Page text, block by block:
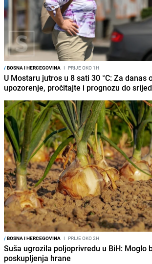
/BOSNA I HERCEGOVINA I PRIJE OKO 1H
U Mostaru jutros u 8 sati 30 °C: Za danas
upozorenje, pročitajte i prognozu do
/BOSNA I HERCEGOVINA I PRIJE OKO 2H
Suša ugrozila poljoprivredu u BiH: Moglo
poskupljenja hrane